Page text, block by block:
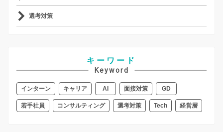
選考対策
キーワード
Keyword
インターン キャリア AI 面接対策 GD
若手社員 コンサルティング 選考対策 Tech 経営層